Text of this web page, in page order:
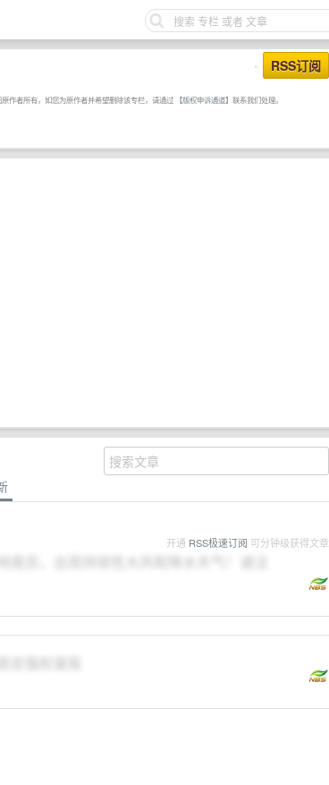
• RSS订阅
作者所有，如您为原作者并希望删除该专栏，请通过 【版权申诉通道】 联系我们处理。
开通 RSS极速订阅 可分钟级获得文章
南京，出现持续性大风和降水天气！请注
强权谋局